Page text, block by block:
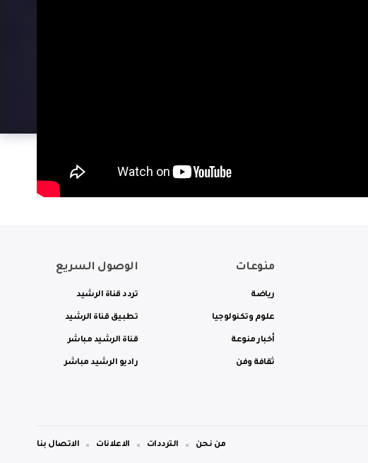
منوعات
رياضة
علوم وتكنولوجيا
أخبار منوعة
ثقافة وفن
الوصول السريع
تردد قناة الرشيد
تطبيق قناة الرشيد
قناة الرشيد مباشر
راديو الرشيد مباشر
من نحن الترددات الاعلانات الاتصال بنا